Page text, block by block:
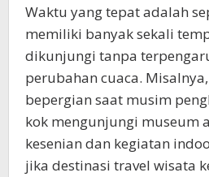
Waktu yang tepat adalah
memiliki banyak sekali
dikunjungi tanpa
perubahan cuaca.
bepergian saat musim
kok mengunjungi museum
kesenian dan kegiatan
jika destinasi travel wisata